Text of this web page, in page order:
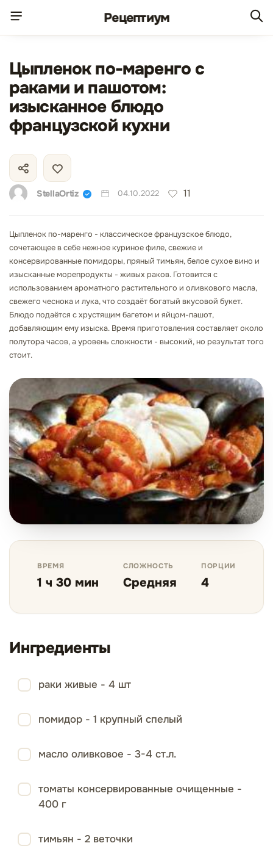
Рецептиум
Цыпленок по-маренго с
раками и пашотом:
изысканное блюдо
французской кухни
StellaOrtiz 04.10.2022 11
Цыпленок по-маренго - классическое французское блюдо,
сочетающее в себе нежное куриное филе, свежие и
консервированные помидоры, пряный тимьян, белое сухое вино и
изысканные морепродукты - живых раков. Готовится с
использованием ароматного растительного и оливкового масла,
свежего чеснока и лука, что создаёт богатый вкусовой букет.
Блюдо подаётся с хрустящим багетом и яйцом-пашот,
добавляющим ему изыска. Время приготовления составляет около
полутора часов, а уровень сложности - высокий, но результат того
стоит.
ВРЕМЯ
1 ч 30 мин
СЛОЖНОСТЬ
Средняя
ПОРЦИИ
4
Ингредиенты
раки живые - 4 шт
помидор - 1 крупный спелый
масло оливковое - 3-4 ст.л.
томаты консервированные очищенные -
400 г
тимьян - 2 веточки